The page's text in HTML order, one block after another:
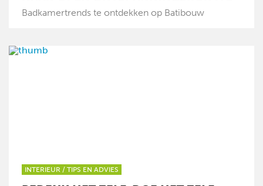
Badkamertrends te ontdekken op Batibouw
INTERIEUR / TIPS EN ADVIES